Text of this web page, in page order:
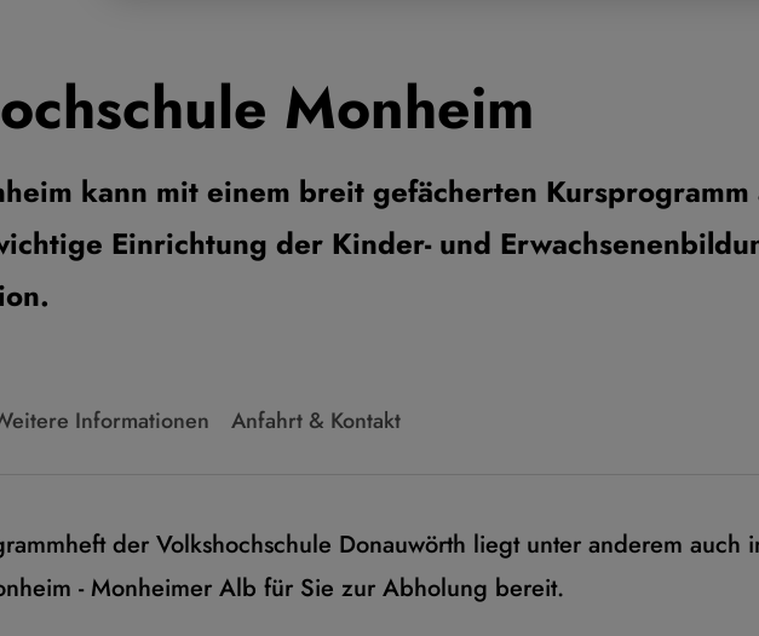
Monheim
kann mit einem breit gefächerten Kursprogramm
Einrichtung der Kinder- und
Informationen Anfahrt & Kontakt
der Volkshochschule Donauwörth liegt unter anderem auch
- Monheimer Alb für Sie zur Abholung bereit.